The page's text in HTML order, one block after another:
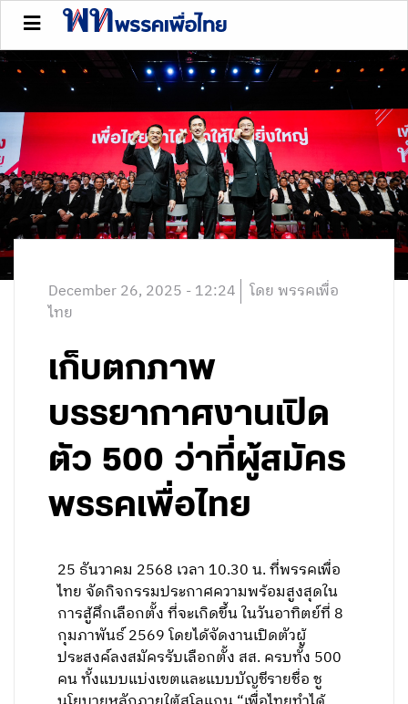
December 26, 2025 - 12:24 โดย พรรคเพื่อ
ไทย
เก็บตกภาพ
บรรยากาศงานเปิด
ตัว 500 ว่าที่ผู้สมัคร
พรรคเพื่อไทย
25 ธันวาคม 2568 เวลา 10.30 น. ที่พรรคเพื่อ
ไทย จัดกิจกรรมประกาศความพร้อมสูงสุดใน
การสู้ศึกเลือกตั้ง ที่จะเกิดขึ้น ในวันอาทิตย์ที่ 8
กุมภาพันธ์ 2569 โดยได้จัดงานเปิดตัวผู้
ประสงค์ลงสมัครรับเลือกตั้ง สส. ครบทั้ง 500
คน ทั้งแบบแบ่งเขตและแบบบัญชีรายชื่อ ชู